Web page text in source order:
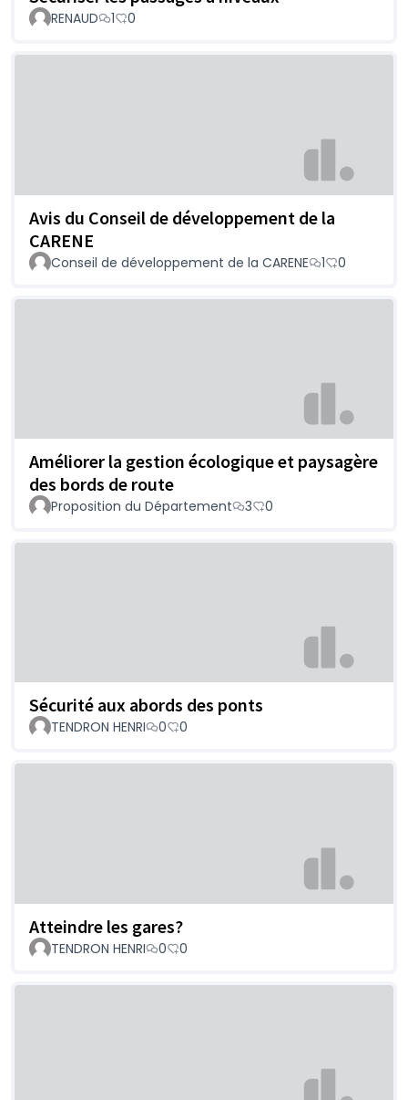
RENAUD 1 0
Avis du Conseil de développement de la
CARENE
Conseil de développement de la CARENE 1 0
Améliorer la gestion écologique et paysagère
des bords de route
Proposition du Département 3 0
Sécurité aux abords des ponts
TENDRON HENRI 0 0
Atteindre les gares?
TENDRON HENRI 0 0